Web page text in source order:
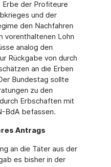
der Profiteure
und der
den Nachfahren
vorenthaltenen Lohn
analog den
Rückgabe von durch
an die Erben
Bundestag sollte
zu den
Erbschaften mit
BdA befassen.
Antrags
an die Täter aus der
es bisher in der